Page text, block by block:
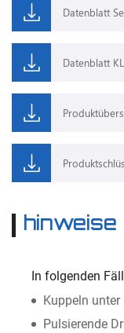
Datenblatt
Datenblatt
hinweise
In folgenden
Kuppeln unter
Pulsierende